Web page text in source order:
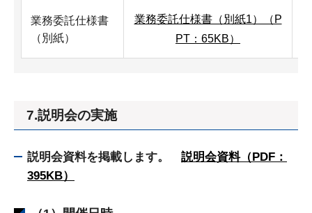
業務委託仕様書
（別紙）
業務委託仕様書（別紙1）（P
PT：65KB）
7.説明会の実施
説明会資料を掲載します。 説明会資料（PDF：
395KB）